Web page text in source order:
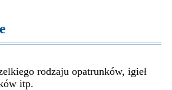
rodzaju opatrunków, igieł
itp.